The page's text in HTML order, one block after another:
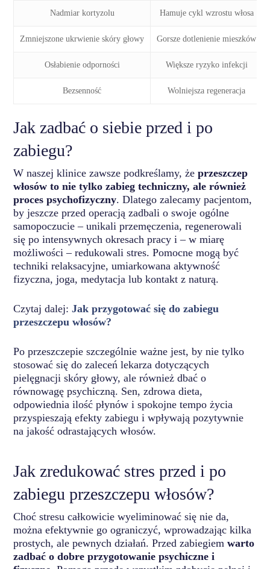
Nadmiar kortyzolu Hamuje cykl wzrostu włosa
Zmniejszone ukrwienie skóry głowy Gorsze dotlenienie mieszków
Osłabienie odporności Większe ryzyko infekcji
Bezsenność Wolniejsza regeneracja
Jak zadbać o siebie przed i po
zabiegu?
W naszej klinice zawsze podkreślamy, żeprzeszczep
włosów to nie tylko zabieg techniczny, ale również
proces psychofizyczny. Dlatego zalecamy pacjentom,
by jeszcze przed operacją zadbali o swoje ogólne
samopoczucie – unikali przemęczenia, regenerowali
się po intensywnych okresach pracy i – w miarę
możliwości – redukowali stres. Pomocne mogą być
techniki relaksacyjne, umiarkowana aktywność
fizyczna, joga, medytacja lub kontakt z naturą.
Czytaj dalej:Jak przygotować się do zabiegu
przeszczepu włosów?
Po przeszczepie szczególnie ważne jest, by nie tylko
stosować się do zaleceń lekarza dotyczących
pielęgnacji skóry głowy, ale również dbać o
równowagę psychiczną. Sen, zdrowa dieta,
odpowiednia ilość płynów i spokojne tempo życia
przyspieszają efekty zabiegu i wpływają pozytywnie
na jakość odrastających włosów.
Jak zredukować stres przed i po
zabiegu przeszczepu włosów?
Choć stresu całkowicie wyeliminować się nie da,
można efektywnie go ograniczyć, wprowadzając kilka
prostych, ale pewnych działań. Przed zabiegiemwarto
zadbać o dobre przygotowanie psychiczne i